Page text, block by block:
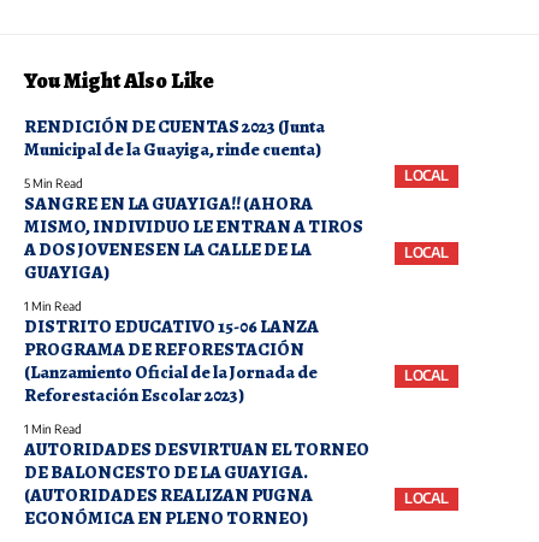
You Might Also Like
LOCAL
RENDICIÓN DE CUENTAS 2023 (Junta
Municipal de la Guayiga, rinde cuenta)
5 Min Read
LOCAL
SANGRE EN LA GUAYIGA!! (AHORA
MISMO, INDIVIDUO LE ENTRAN A TIROS
A DOS JOVENESEN LA CALLE DE LA
GUAYIGA)
1 Min Read
LOCAL
DISTRITO EDUCATIVO 15-06 LANZA
PROGRAMA DE REFORESTACIÓN
(Lanzamiento Oficial de la Jornada de
Reforestación Escolar 2023)
1 Min Read
LOCAL
AUTORIDADES DESVIRTUAN EL TORNEO
DE BALONCESTO DE LA GUAYIGA.
(AUTORIDADES REALIZAN PUGNA
ECONÓMICA EN PLENO TORNEO)